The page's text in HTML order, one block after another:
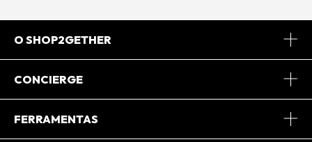
O SHOP2GETHER
Sobre Nós
CONCIERGE
Central de Relacionamento
FERRAMENTAS